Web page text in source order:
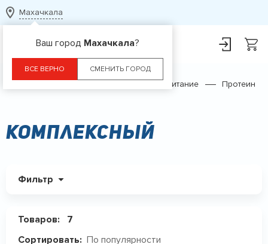
Махачкала
Ваш город Махачкала?
ВСЕ ВЕРНО СМЕНИТЬ ГОРОД
Спортивное питание Протеин
Комплексный
Фильтр
Товаров:
7
Сортировать: По популярности